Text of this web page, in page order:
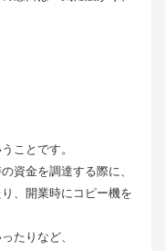
ことです。
資金を調達する際に、
、開業時にコピー機を
たりなど、